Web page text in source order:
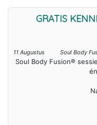
GRATIS
11 Augustus Soul Body
Soul Body Fusion®